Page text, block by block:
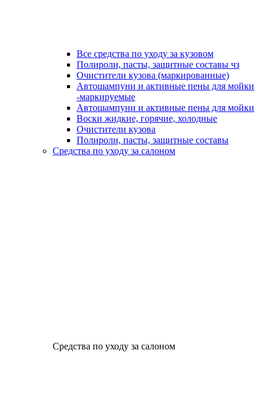
Все средства по уходу за кузовом
Полироли, пасты, защитные составы чз
Очистители кузова (маркированные)
Автошампуни и активные пены для мойки
-маркируемые
Автошампуни и активные пены для мойки
Воски жидкие, горячие, холодные
Очистители кузова
Полироли, пасты, защитные составы
Средства по уходу за салоном
Средства по уходу за салоном